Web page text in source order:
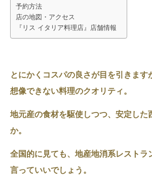
予約方法
店の地図・アクセス
『リス イタリア料理店』店舗情報
とにかくコスパの良さが目を引きます
想像できない料理のクオリティ。
地元産の食材を駆使しつつ、安定した
か。
全国的に見ても、地産地消系レストラ
言っていいでしょう。